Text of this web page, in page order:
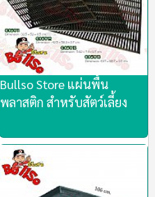
Bullso Store แผ่นพื้น
พลาสติก สำหรับสัตว์เลี้ยง